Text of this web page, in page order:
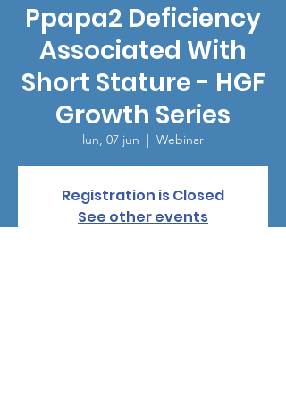
Ppapa2 Deficiency
Associated With
Short Stature - HGF
Growth Series
lun, 07 jun
  |
Webinar
Registration is Closed
See other events